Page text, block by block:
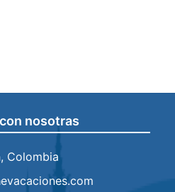
nosotras
Colombia